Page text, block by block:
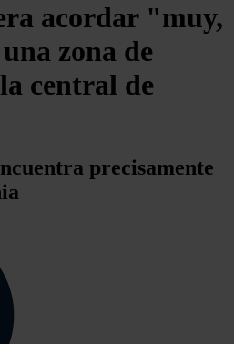
acordar "muy,
zona de
central de
precisamente